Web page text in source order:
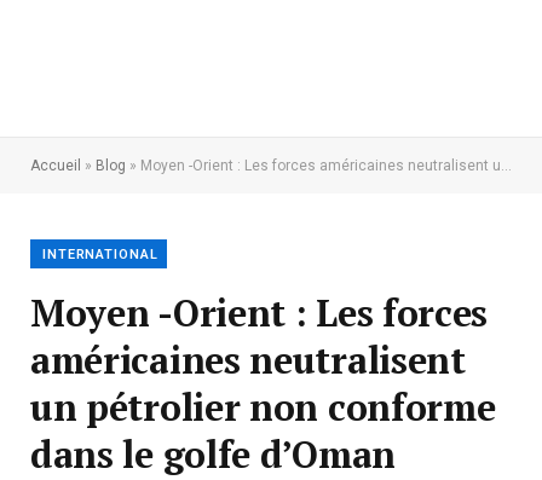
Accueil » Blog » Moyen -Orient : Les forces américaines neutralisent un pétrolier non conforme dans le golfe d’Oman
INTERNATIONAL
Moyen -Orient : Les forces
américaines neutralisent
un pétrolier non conforme
dans le golfe d’Oman